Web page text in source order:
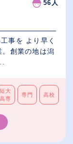
56人
事を より早く
創業の地は潟
短大
高専
専門 高校